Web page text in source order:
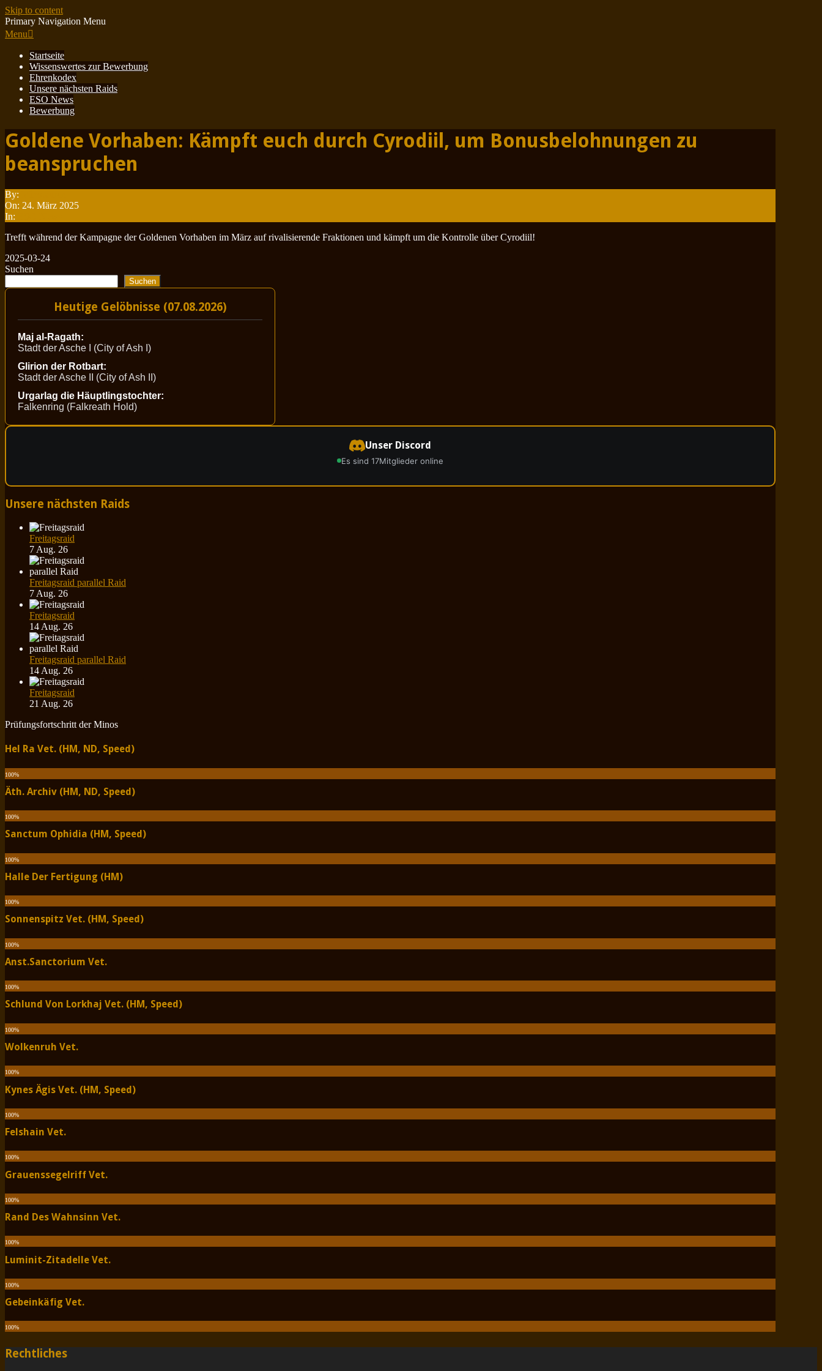
Skip to content
Primary Navigation Menu
Menu
Startseite
Wissenswertes zur Bewerbung
Ehrenkodex
Unsere nächsten Raids
ESO News
Bewerbung
Goldene Vorhaben: Kämpft euch durch Cyrodiil, um Bonusbelohnungen zu
beanspruchen
By:
On: 24. März 2025
In:
Trefft während der Kampagne der Goldenen Vorhaben im März auf rivalisierende Fraktionen und kämpft um die Kontrolle über Cyrodiil!
2025-03-24
Suchen
Suchen
Heutige Gelöbnisse (07.08.2026)
Maj al-Ragath:
Stadt der Asche I (City of Ash I)
Glirion der Rotbart:
Stadt der Asche II (City of Ash II)
Urgarlag die Häuptlingstochter:
Falkenring (Falkreath Hold)
Unser Discord
Es sind 17Mitglieder online
Unsere nächsten Raids
Freitagsraid
7 Aug. 26
Freitagsraid parallel Raid
7 Aug. 26
Freitagsraid
14 Aug. 26
Freitagsraid parallel Raid
14 Aug. 26
Freitagsraid
21 Aug. 26
Prüfungsfortschritt der Minos
Hel Ra Vet. (HM, ND, Speed)
100%
Äth. Archiv (HM, ND, Speed)
100%
Sanctum Ophidia (HM, Speed)
100%
Halle Der Fertigung (HM)
100%
Sonnenspitz Vet. (HM, Speed)
100%
Anst.Sanctorium Vet.
100%
Schlund Von Lorkhaj Vet. (HM, Speed)
100%
Wolkenruh Vet.
100%
Kynes Ägis Vet. (HM, Speed)
100%
Felshain Vet.
100%
Grauenssegelriff Vet.
100%
Rand Des Wahnsinn Vet.
100%
Luminit-Zitadelle Vet.
100%
Gebeinkäfig Vet.
100%
Rechtliches